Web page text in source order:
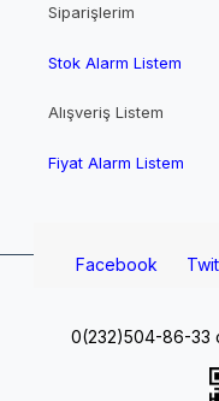
Siparişlerim
Stok Alarm Listem
Alışveriş Listem
Fiyat Alarm Listem
Facebook
0(232)504-86-33